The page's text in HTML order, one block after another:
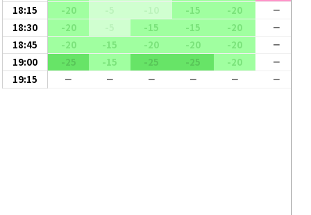
18:15
-20 -15 -20 ー
18:30 -20 -15 -15 -20 ー
18:45 -20 -15 -20 -20 -20 ー
19:00 -25 -15 -25 -25 -20 ー
19:15 ー ー ー ー ー ー